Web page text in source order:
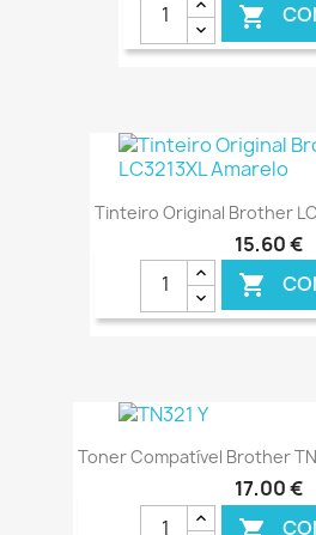

Tinteiro Original Brother
15,60 €

Toner Compatível Brother
17,00 €